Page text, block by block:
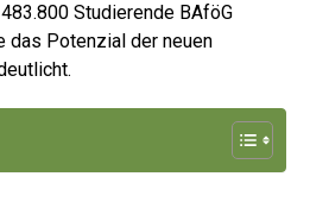
Studierende BAföG
das Potenzial der neuen